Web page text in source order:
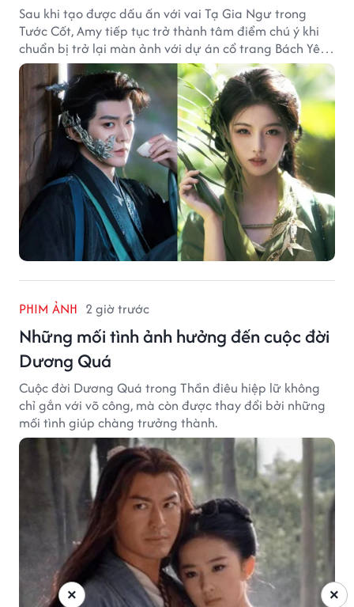
Sau khi tạo được dấu ấn với vai Tạ Gia Ngư trong
Tước Cốt, Amy tiếp tục trở thành tâm điểm chú ý khi
chuẩn bị trở lại màn ảnh với dự án cổ trang Bách Yêu
Phổ.
PHIM ẢNH 2 giờ trước
Những mối tình ảnh hưởng đến cuộc đời
Dương Quá
Cuộc đời Dương Quá trong Thần điêu hiệp lữ không
chỉ gắn với võ công, mà còn được thay đổi bởi những
mối tình giúp chàng trưởng thành.
×
×